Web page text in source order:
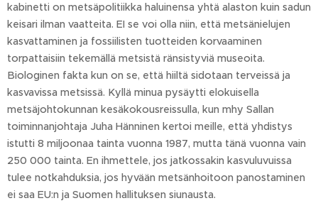
kabinetti on metsäpolitiikka haluinensa yhtä alaston kuin sadun
keisari ilman vaatteita. EI se voi olla niin, että metsänielujen
kasvattaminen ja fossiilisten tuotteiden korvaaminen
torpattaisiin tekemällä metsistä ränsistyviä museoita.
Biologinen fakta kun on se, että hiiltä sidotaan terveissä ja
kasvavissa metsissä. Kyllä minua pysäytti elokuisella
metsäjohtokunnan kesäkokousreissulla, kun mhy Sallan
toiminnanjohtaja Juha Hänninen kertoi meille, että yhdistys
istutti 8 miljoonaa tainta vuonna 1987, mutta tänä vuonna vain
250 000 tainta. En ihmettele, jos jatkossakin kasvuluvuissa
tulee notkahduksia, jos hyvään metsänhoitoon panostaminen
ei saa EU:n ja Suomen hallituksen siunausta.